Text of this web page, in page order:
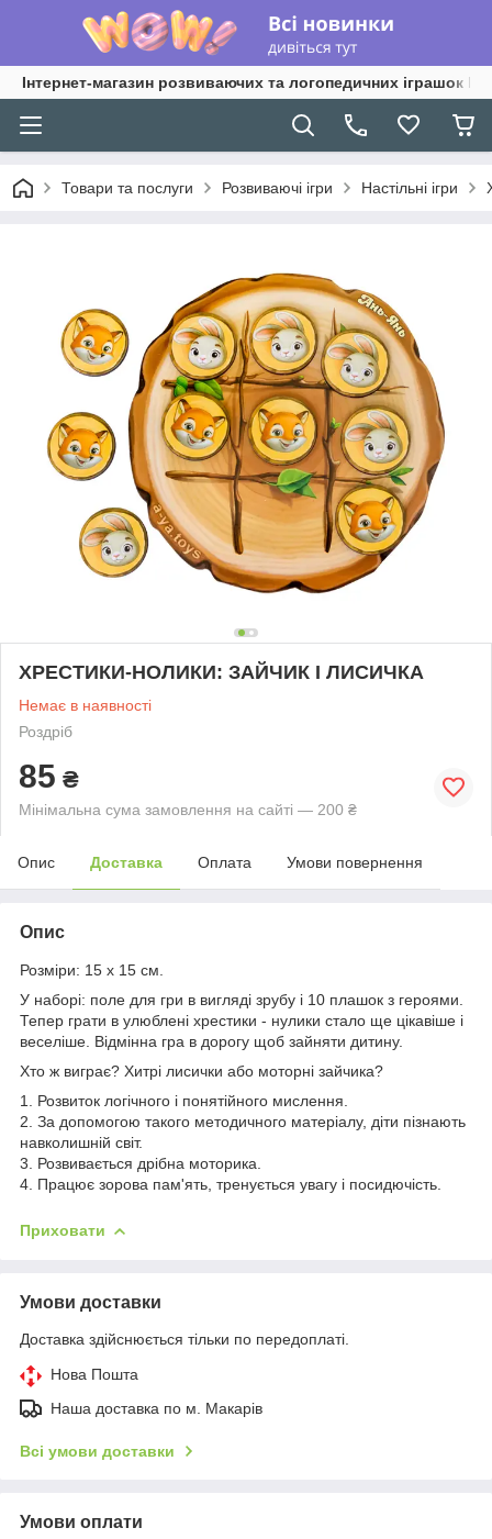
Інтернет-магазин розвиваючих та логопедичних іграшок
Товари та послуги Розвиваючі ігри Настільні ігри
ХРЕСТИКИ-НОЛИКИ: ЗАЙЧИК І ЛИСИЧКА
Немає в наявності
Роздріб
85 ₴
Мінімальна сума замовлення на сайті — 200 ₴
Опис Доставка Оплата Умови повернення
Опис
Розміри: 15 х 15 см.
У наборі: поле для гри в вигляді зрубу і 10 плашок з героями.
Тепер грати в улюблені хрестики - нулики стало ще цікавіше і
веселіше. Відмінна гра в дорогу щоб зайняти дитину.
Хто ж виграє? Хитрі лисички або моторні зайчика?
1. Розвиток логічного і понятійного мислення.
2. За допомогою такого методичного матеріалу, діти пізнають
навколишній світ.
3. Розвивається дрібна моторика.
4. Працює зорова пам'ять, тренується увагу і посидючість.
Приховати
Умови доставки
Доставка здійснюється тільки по передоплаті.
Нова Пошта
Наша доставка по м. Макарів
Всі умови доставки
Умови оплати